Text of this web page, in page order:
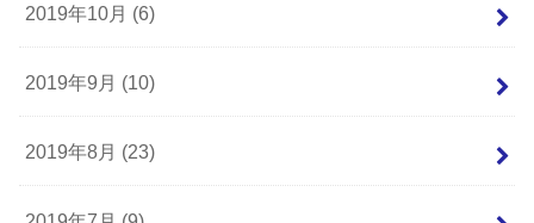
2019年10月 (6)
2019年9月 (10)
2019年8月 (23)